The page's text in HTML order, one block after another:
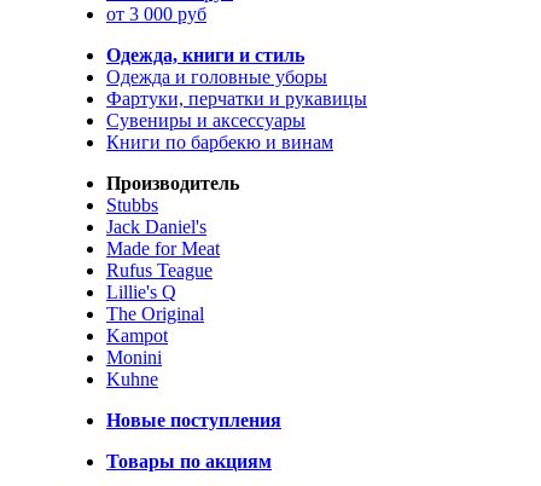
от 3 000 руб
Одежда, книги и стиль
Одежда и головные уборы
Фартуки, перчатки и рукавицы
Сувениры и аксессуары
Книги по барбекю и винам
Производитель
Stubbs
Jack Daniel's
Made for Meat
Rufus Teague
Lillie's Q
The Original
Kampot
Monini
Kuhne
Новые поступления
Товары по акциям